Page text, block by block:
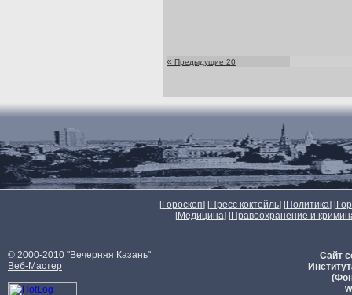
« Предыдущие 20
[Гороскоп] [Пресс коктейль] [Политика] [
[Медицина] [Правоохранение и
© 2000-2010 "Вечерняя Казань"
Веб-Мастер
Сайт